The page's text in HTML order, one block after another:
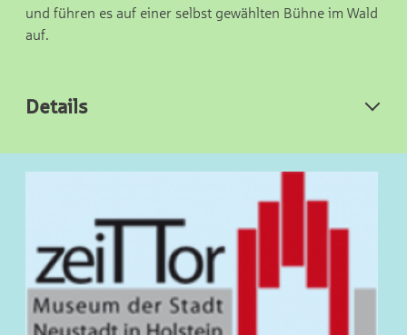
und führen es auf einer selbst gewählten Bühne im Wald
auf.
Details